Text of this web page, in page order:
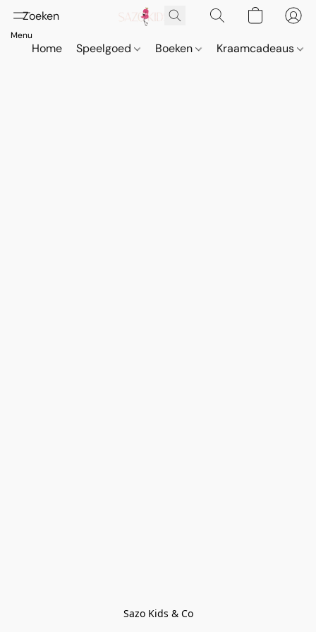
Home Speelgoed Boeken Kraamcadeaus
Sazo Kids & Co